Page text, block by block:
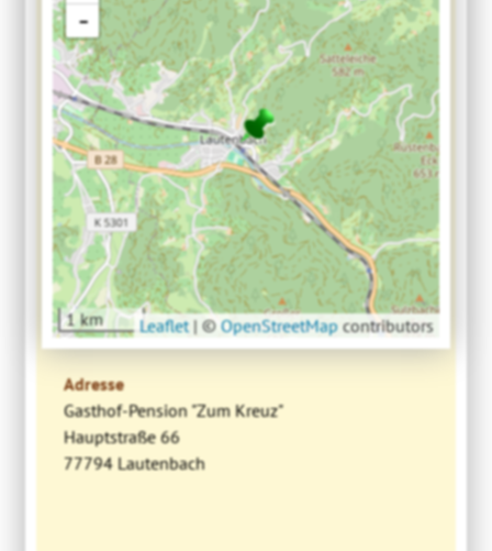
−
1 km Leaflet | ©OpenStreetMap contributors
Adresse
Gasthof-Pension "Zum Kreuz"
Hauptstraße 66
77794 Lautenbach